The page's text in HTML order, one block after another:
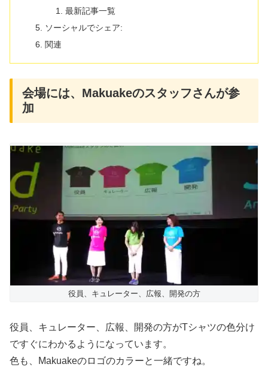
最新記事一覧
ソーシャルでシェア:
関連
会場には、Makuakeのスタッフさんが参
加
役員、キュレーター、広報、開発の方
役員、キュレーター、広報、開発の方がTシャツの色分け
ですぐにわかるようになっています。
色も、Makuakeのロゴのカラーと一緒ですね。